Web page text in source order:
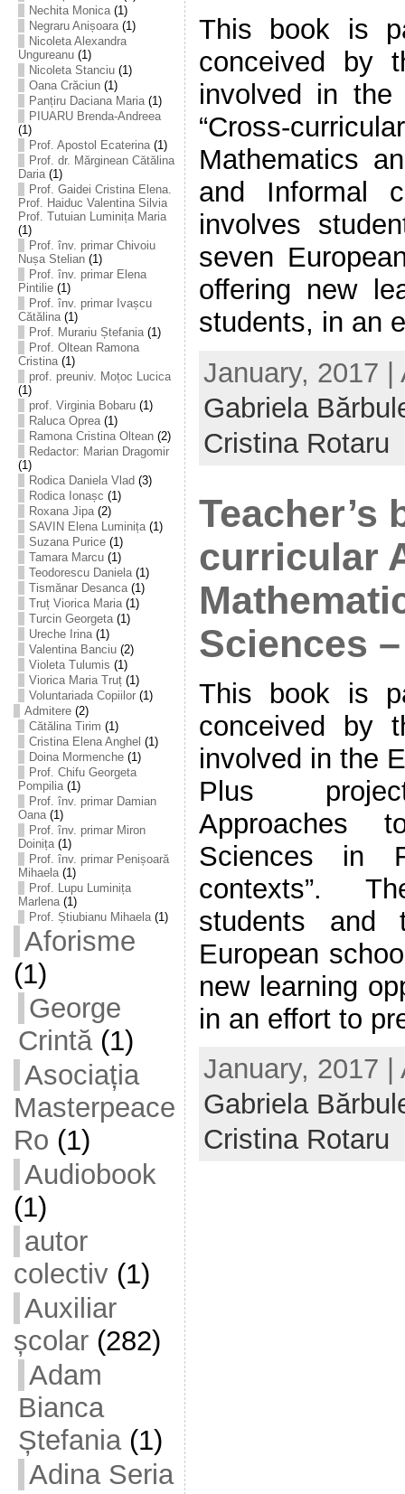
Nechita Monica(1)
Negraru Anișoara(1)
Nicoleta Alexandra
Ungureanu(1)
Nicoleta Stanciu(1)
Oana Crăciun(1)
Panțiru Daciana Maria(1)
PIUARU Brenda-Andreea
(1)
Prof. Apostol Ecaterina(1)
Prof. dr. Mărginean Cătălina
Daria(1)
Prof. Gaidei Cristina Elena.
Prof. Haiduc Valentina Silvia
Prof. Tutuian Luminița Maria
(1)
Prof. înv. primar Chivoiu
Nușa Stelian(1)
Prof. înv. primar Elena
Pintilie(1)
Prof. înv. primar Ivașcu
Cătălina(1)
Prof. Murariu Ștefania(1)
Prof. Oltean Ramona
Cristina(1)
prof. preuniv. Moțoc Lucica
(1)
prof. Virginia Bobaru(1)
Raluca Oprea(1)
Ramona Cristina Oltean(2)
Redactor: Marian Dragomir
(1)
Rodica Daniela Vlad (3)
Rodica Ionașc (1)
Roxana Jipa(2)
SAVIN Elena Luminița(1)
Suzana Purice(1)
Tamara Marcu(1)
Teodorescu Daniela(1)
Tismănar Desanca(1)
Truț Viorica Maria(1)
Turcin Georgeta(1)
Ureche Irina(1)
Valentina Banciu(2)
Violeta Tulumis (1)
Viorica Maria Truț(1)
Voluntariada Copiilor(1)
Admitere(2)
Cătălina Tirim (1)
Cristina Elena Anghel (1)
Doina Mormenche(1)
Prof. Chifu Georgeta
Pompilia(1)
Prof. înv. primar Damian
Oana(1)
Prof. înv. primar Miron
Doinița(1)
Prof. înv. primar Penișoară
Mihaela(1)
Prof. Lupu Luminița
Marlena(1)
Prof. Știubianu Mihaela(1)
Aforisme
(1)
George
Crintă(1)
Asociația
Masterpeace
Ro (1)
Audiobook
(1)
autor
colectiv(1)
Auxiliar
școlar(282)
Adam
Bianca
Ștefania(1)
Adina Seria
This book is
conceived by
involved in the
“Cross-
Mathematics
and Informal
involves
seven
offering new
students, in an
January, 2017
Gabriela
Cristina Rotaru
Teacher’s
curricular
Sciences
This book is
conceived by
involved in the
Plus project
Approaches
Sciences in
contexts”.
students and
European
new learning
in an effort to
January, 2017
Gabriela
Cristina Rotaru